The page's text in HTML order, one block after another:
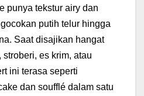
punya tekstur airy dan
putih telur hingga
Saat disajikan hangat
es krim, atau
ini terasa seperti
dan soufflé dalam satu